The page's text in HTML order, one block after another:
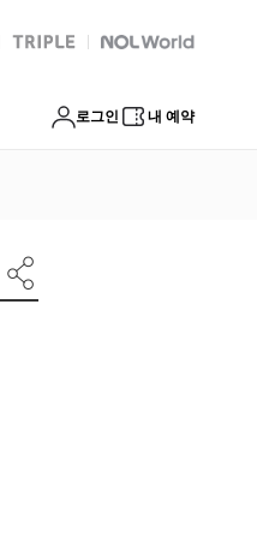
트리플 Global Interpark
로그인 내 예약